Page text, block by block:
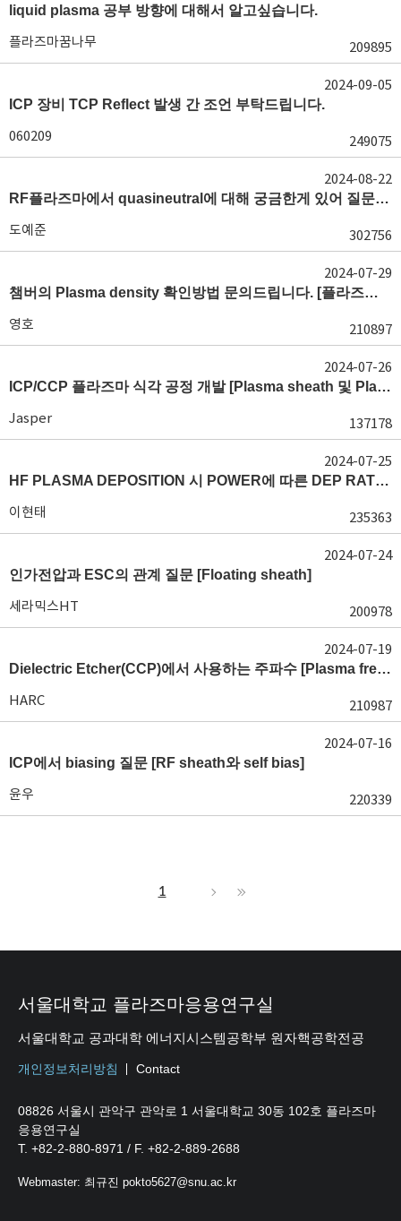
liquid plasma 공부 방향에 대해서 알고싶습니다.
플라즈마꿈나무 209895
ICP 장비 TCP Reflect 발생 간 조언 부탁드립니다.
060209 249075
2024-09-05
RF플라즈마에서 quasineutral에 대해 궁금한게 있어 질문글 올립니다.[quasineutral]
도예준 302756
2024-08-22
챔버의 Plasma density 확인방법 문의드립니다. [플라즈마 모니터링, OES, LP]
영호 210897
2024-07-29
ICP/CCP 플라즈마 식각 공정 개발 [Plasma sheath 및 Plasma generation]
Jasper 137178
2024-07-26
HF PLASMA DEPOSITION 시 POWER에 따른 DEP RATE 변화 [장비 플라즈마, Rate constant]
이현태 235363
2024-07-25
인가전압과 ESC의 관계 질문 [Floating sheath]
세라믹스HT 200978
2024-07-24
Dielectric Etcher(CCP)에서 사용하는 주파수 [Plasma frequency 및 RF sheath]
HARC 210987
2024-07-19
ICP에서 biasing 질문 [RF sheath와 self bias]
윤우 220339
2024-07-16
1
서울대학교 플라즈마응용연구실
서울대학교 공과대학 에너지시스템공학부 원자핵공학전공
개인정보처리방침 Contact
08826 서울시 관악구 관악로 1 서울대학교 30동 102호 플라즈마
응용연구실
T. +82-2-880-8971 / F. +82-2-889-2688
Webmaster: 최규진 pokto5627@snu.ac.kr